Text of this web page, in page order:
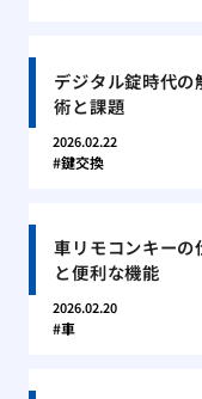
デジタル錠時代の
術と課題
2026.02.22
鍵交換
車リモコンキーの
と便利な機能
2026.02.20
車